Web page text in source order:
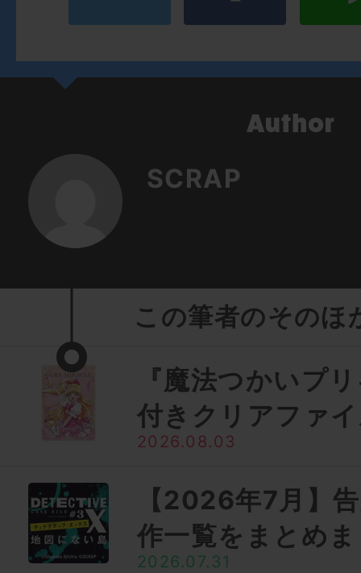
SCRAP
この筆者のそのほ
『魔法つかいプ
付きクリアファ
2026.08.03
【2026年7月】
作一覧をまとめ
2026.07.31